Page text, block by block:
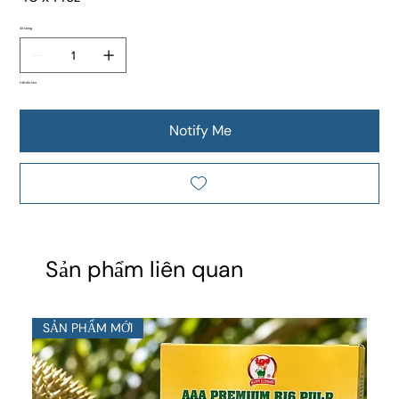
Số lượng
Hết tồn kho
Notify Me
Sản phẩm liên quan
SẢN PHẨM MỚI